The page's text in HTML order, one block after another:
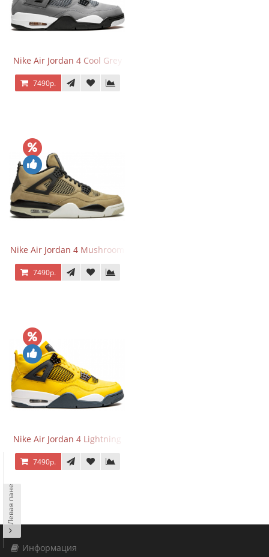
Nike Air Jordan 4 Cool Grey
7490р.
Nike Air Jordan 4 Mushroom
7490р.
Nike Air Jordan 4 Lightning
7490р.
Информация
Левая панель